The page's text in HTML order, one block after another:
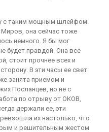
с таким мощным шлейфом.
она сейчас тоже
немного. Я бы мог
будет правдой. Она все
стоит прочнее всех и
В эти часы ее свет
занята приемом и
Посланцев, но не с
по отрыву от ОКОВ,
держали ее, эти
их настолько, что
и решительным жестом